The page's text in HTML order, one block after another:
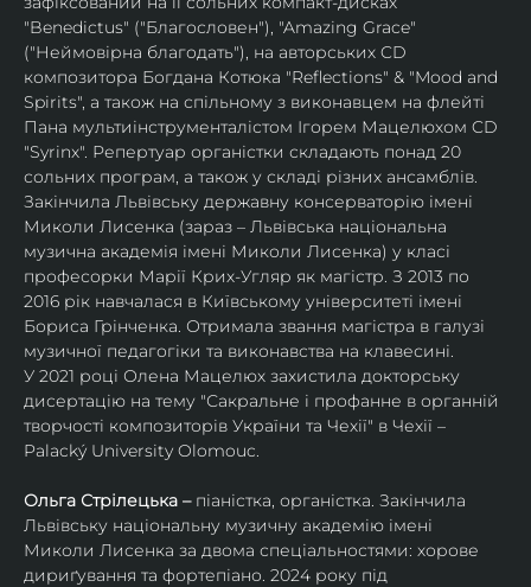
"Benedictus" ("Благословен"), "Amazing Grace"
("Неймовірна благодать"), на авторських CD
композитора Богдана Котюка "Reflections" & "Mood and
Spirits", а також на спільному з виконавцем на флейті
Пана мультиінструменталістом Ігорем Мацелюхом CD
"Syrinx". Репертуар органістки складають понад 20
сольних програм, а також у складі різних ансамблів.
Закінчила Львівську державну консерваторію імені
Миколи Лисенка (зараз – Львівська національна
музична академія імені Миколи Лисенка) у класі
професорки Марії Крих-Угляр як магістр. З 2013 по
2016 рік навчалася в Київському університеті імені
Бориса Грінченка. Отримала звання магістра в галузі
музичної педагогіки та виконавства на клавесині.
У 2021 році Олена Мацелюх захистила докторську
дисертацію на тему "Сакральне і профанне в органній
творчості композиторів України та Чехії" в Чехії –
Palacký University Olomouc.
Ольга Стрілецька – піаністка, органістка. Закінчила
Львівську національну музичну академію імені
Миколи Лисенка за двома спеціальностями: хорове
дириґування та фортепіано. 2024 року під